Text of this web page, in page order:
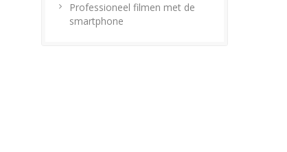
Professioneel filmen met de
smartphone